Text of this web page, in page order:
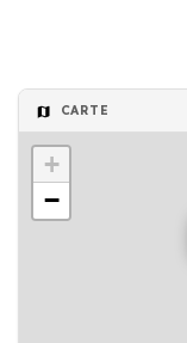
CARTE
+
−